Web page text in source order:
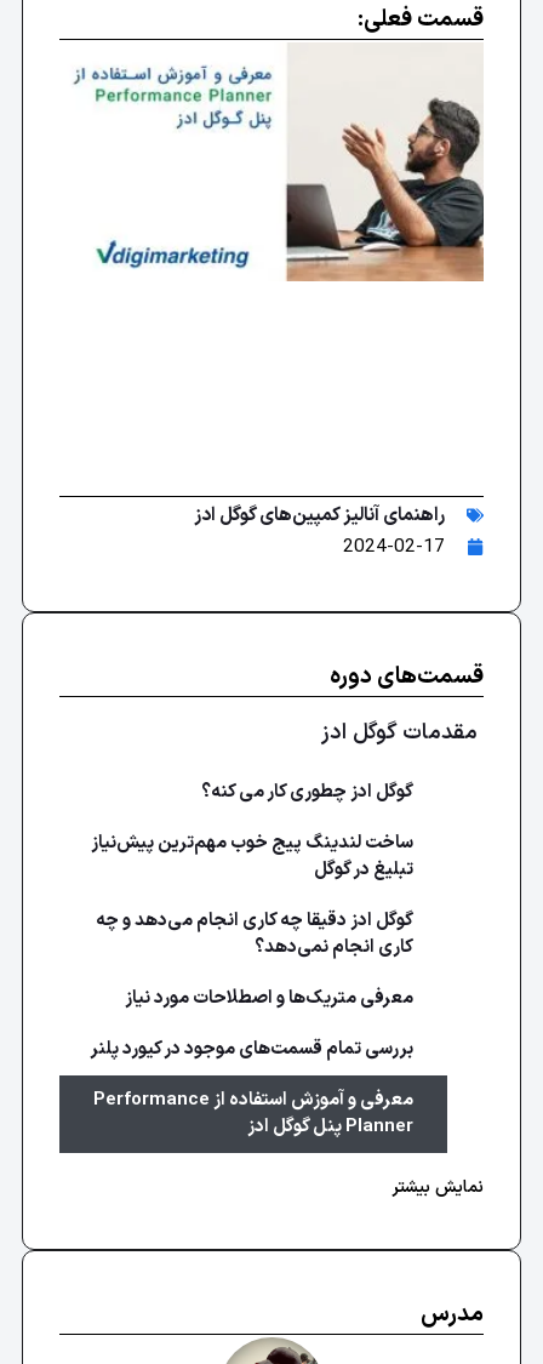
قسمت‌های دوره
مقدمات گوگل ادز
گوگل ادز چطوری کار می کنه؟
ساخت لندینگ پیج خوب مهم‌ترین پیش‌نیاز
تبلیغ در گوگل
گوگل ادز دقیقا چه کاری انجام می‌دهد و چه
کاری انجام نمی‌دهد؟
معرفی متریک‌ها و اصطلاحات مورد نیاز
بررسی تمام قسمت‌های موجود در کیورد پلنر
معرفی و آموزش استفاده از Performance
Planner پنل گوگل ادز
آموزش اجمالی UX در گوگل ادز
بررسی قسمت Access and Security
نمایش بیشتر
مدرس
قسمت فعلی:
راهنمای آنالیز کمپین‌های گوگل ادز
2024-02-17